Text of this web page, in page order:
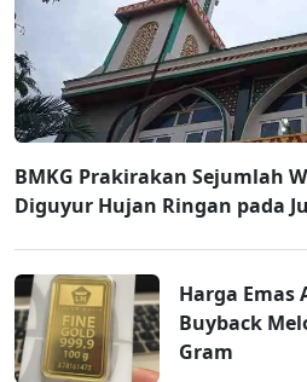
BMKG Prakirakan Sejumlah
Diguyur Hujan Ringan pada
Harga Emas
Buyback
Gram